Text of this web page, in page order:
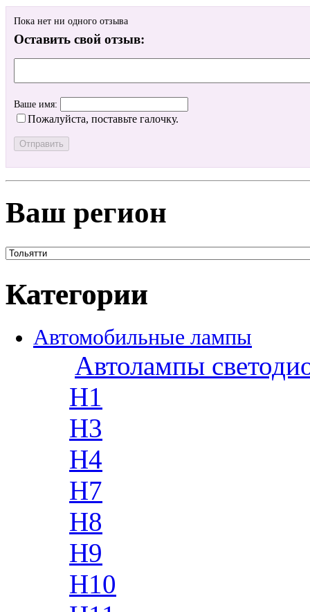
Пока нет ни одного отзыва
Оставить свой отзыв:
Ваше имя:
Пожалуйста, поставьте галочку.
Ваш регион
Категории
Автомобильные лампы
Автолампы
H1
H3
H4
H7
H8
H9
H10